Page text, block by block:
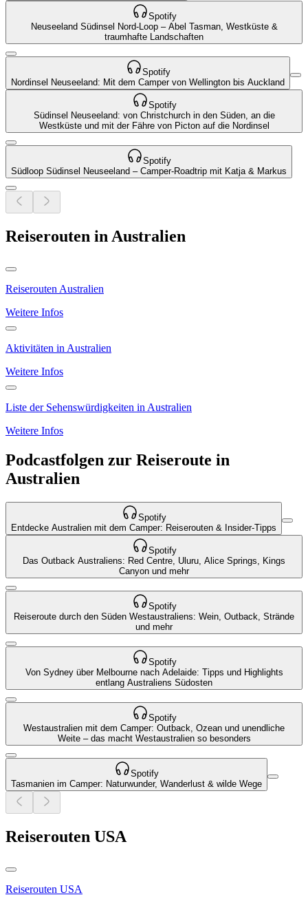
Spotify
Neuseeland Südinsel Nord-Loop – Abel Tasman, Westküste &
traumhafte Landschaften
Spotify
Nordinsel Neuseeland: Mit dem Camper von Wellington bis Auckland
Spotify
Südinsel Neuseeland: von Christchurch in den Süden, an die
Westküste und mit der Fähre von Picton auf die Nordinsel
Spotify
Südloop Südinsel Neuseeland – Camper-Roadtrip mit Katja & Markus
Reiserouten in Australien
Reiserouten Australien
Weitere Infos
Aktivitäten in Australien
Weitere Infos
Liste der Sehenswürdigkeiten in Australien
Weitere Infos
Podcastfolgen zur Reiseroute in
Australien
Spotify
Entdecke Australien mit dem Camper: Reiserouten & Insider-Tipps
Spotify
Das Outback Australiens: Red Centre, Uluru, Alice Springs, Kings
Canyon und mehr
Spotify
Reiseroute durch den Süden Westaustraliens: Wein, Outback, Strände
und mehr
Spotify
Von Sydney über Melbourne nach Adelaide: Tipps und Highlights
entlang Australiens Südosten
Spotify
Westaustralien mit dem Camper: Outback, Ozean und unendliche
Weite – das macht Westaustralien so besonders
Spotify
Tasmanien im Camper: Naturwunder, Wanderlust & wilde Wege
Reiserouten USA
Reiserouten USA